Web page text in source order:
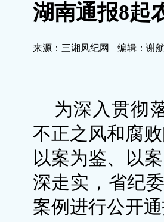
湖南通报8起
来源：三湘风纪网 编辑：谢航
为深入贯彻
不正之风和腐
以案为鉴、以
深走实，省纪
案例进行公开